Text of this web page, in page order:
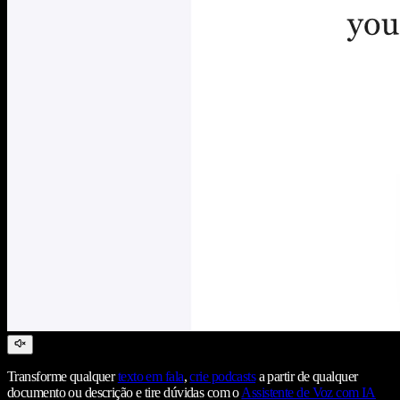
Transforme qualquertexto em fala,crie podcastsa partir de qualquer
documento ou descrição e tire dúvidas com oAssistente de Voz com IA